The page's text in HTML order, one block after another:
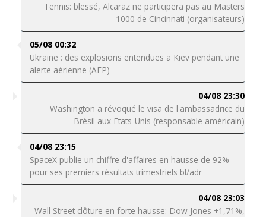
Tennis: blessé, Alcaraz ne participera pas au Masters
1000 de Cincinnati (organisateurs)
05/08 00:32
Ukraine : des explosions entendues a Kiev pendant une
alerte aérienne (AFP)
04/08 23:30
Washington a révoqué le visa de l'ambassadrice du
Brésil aux Etats-Unis (responsable américain)
04/08 23:15
SpaceX publie un chiffre d'affaires en hausse de 92%
pour ses premiers résultats trimestriels bl/adr
04/08 23:03
Wall Street clôture en forte hausse: Dow Jones +1,71%,